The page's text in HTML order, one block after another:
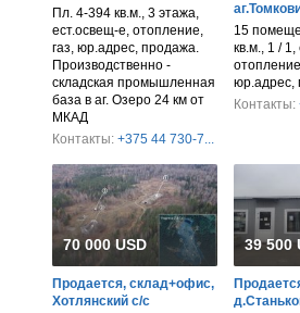
Пл. 4-394 кв.м., 3 этажа,
ест.освещ-е, отопление,
газ, юр.адрес, продажа.
Производственно -
складская промышленная
база в аг. Озеро 24 км от
МКАД
Контакты: +375 44 730-7...
15
кв.м., 1 /
юр.адрес,
Контакты:
70 000 USD
Продается, склад+офис,
Хотлянский с/с
39 500